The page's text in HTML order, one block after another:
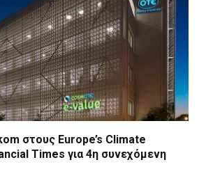
στους Europe’s Climate
Times για 4η συνεχόμενη